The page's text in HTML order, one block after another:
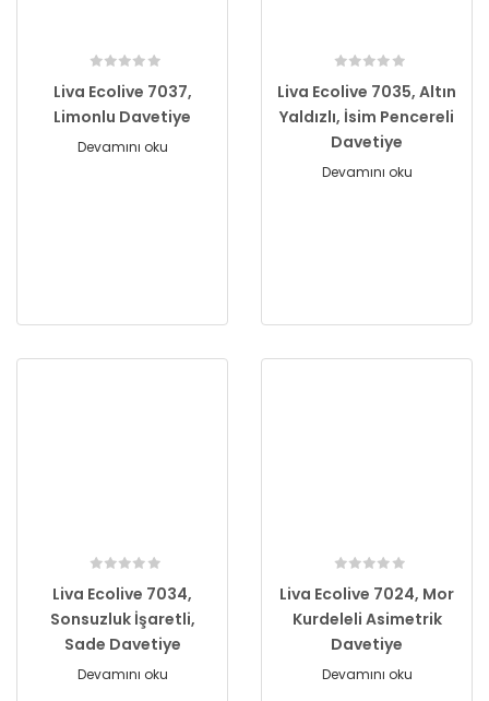
Liva Ecolive 7037,
Limonlu Davetiye
Devamını oku
Liva Ecolive 7035, Altın
Yaldızlı, İsim Pencereli
Davetiye
Devamını oku
Liva Ecolive 7034,
Sonsuzluk İşaretli,
Sade Davetiye
Devamını oku
Liva Ecolive 7024, Mor
Kurdeleli Asimetrik
Davetiye
Devamını oku